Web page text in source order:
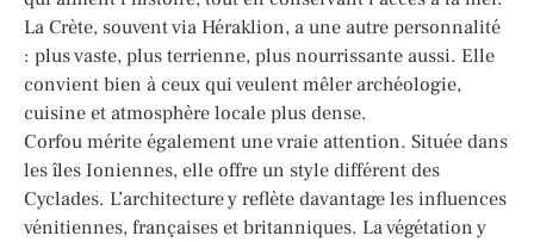
La Crète, souvent via Héraklion, a une autre personnalité
: plus vaste, plus terrienne, plus nourrissante aussi. Elle
convient bien à ceux qui veulent mêler archéologie,
cuisine et atmosphère locale plus dense.
Corfou mérite également une vraie attention. Située dans
les îles Ioniennes, elle offre un style différent des
Cyclades. L’architecture y reflète davantage les influences
vénitiennes, françaises et britanniques. La végétation y